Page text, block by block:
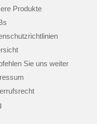
Produkte
Sie uns weiter